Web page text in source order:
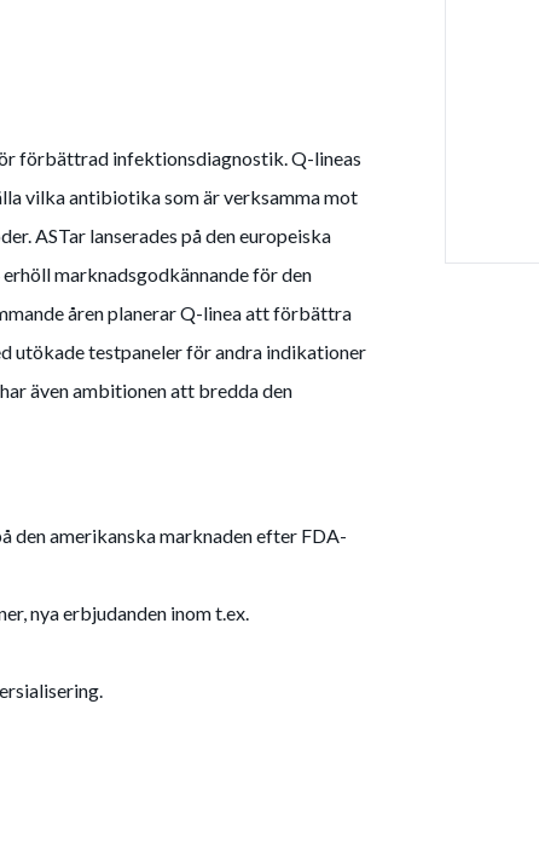
förbättrad infektionsdiagnostik. Q-lineas
vilka antibiotika som är verksamma mot
ASTar lanserades på den europeiska
marknadsgodkännande för den
åren planerar Q-linea att förbättra
utökade testpaneler för andra indikationer
även ambitionen att bredda den
amerikanska marknaden efter FDA-
nya erbjudanden inom t.ex.